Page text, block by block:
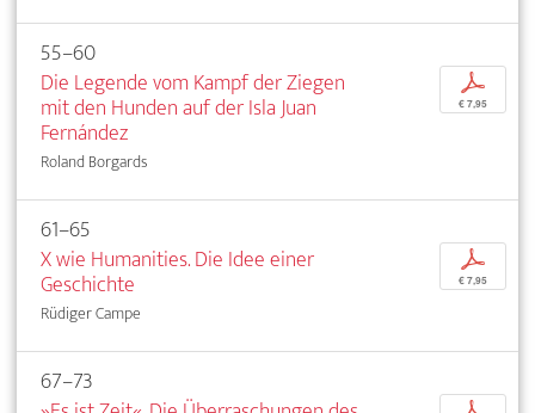
55–60
Die Legende vom Kampf der Ziegen
mit den Hunden auf der Isla Juan
Fernández
Roland Borgards
p
€ 7,95
61–65
X wie Humanities. Die Idee einer
Geschichte
Rüdiger Campe
p
€ 7,95
67–73